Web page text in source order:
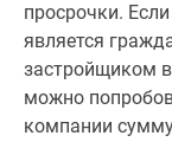
Аналитика
Покупателю
просрочки.
является
застройщиком
можно
компании